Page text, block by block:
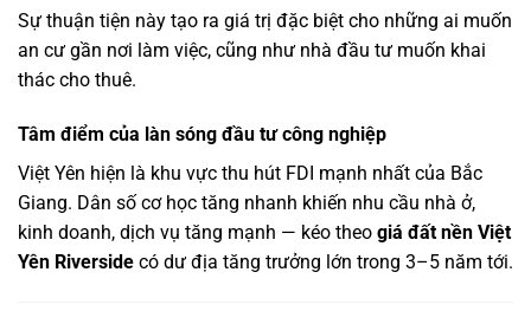
Sự thuận tiện này tạo ra giá trị đặc biệt cho những ai muốn
an cư gần nơi làm việc, cũng như nhà đầu tư muốn khai
thác cho thuê.
Tâm điểm của làn sóng đầu tư công nghiệp
Việt Yên hiện là khu vực thu hút FDI mạnh nhất của Bắc
Giang. Dân số cơ học tăng nhanh khiến nhu cầu nhà ở,
kinh doanh, dịch vụ tăng mạnh — kéo theo giá đất nền Việt
Yên Riverside có dư địa tăng trưởng lớn trong 3–5 năm tới.